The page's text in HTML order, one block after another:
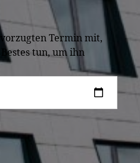
Termin mit,
tun, um ihn